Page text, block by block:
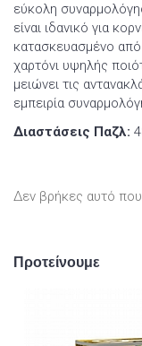
εύκολη
είναι ιδανικό για
κατασκευασμένο
χαρτόνι υψηλής
μειώνει τις
εμπειρία
Διαστάσεις Παζλ:
Δεν βρήκες αυτό
Προτείνουμε